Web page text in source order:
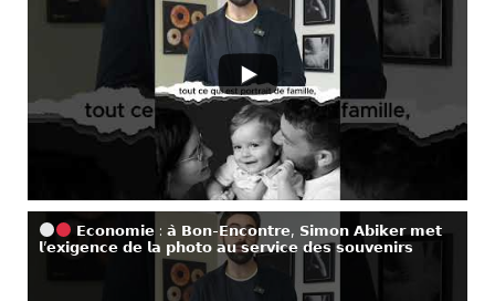
𝗘𝗰𝗼𝗻𝗼𝗺𝗶𝗲 : 𝗮̀ 𝗕𝗼𝗻-𝗘𝗻𝗰𝗼𝗻𝘁𝗿𝗲, 𝗦𝗶𝗺𝗼𝗻 𝗔𝗯𝗶𝗸𝗲𝗿 𝗺𝗲𝘁
𝗹’𝗲𝘅𝗶𝗴𝗲𝗻𝗰𝗲 𝗱𝗲 𝗹𝗮 𝗽𝗵𝗼𝘁𝗼 𝗮𝘂 𝘀𝗲𝗿𝘃𝗶𝗰𝗲 𝗱𝗲𝘀 𝘀𝗼𝘂𝘃𝗲𝗻𝗶𝗿𝘀